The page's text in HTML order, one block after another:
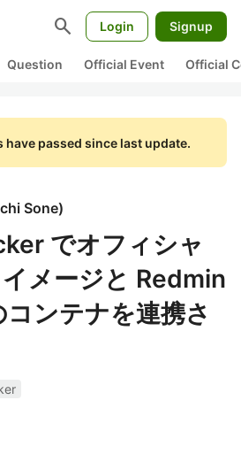
search Login Signup
Question Official Event Official
have passed since last update.
Sone)
でオフィシャ
メージと Redmin
ンテナを連携さ